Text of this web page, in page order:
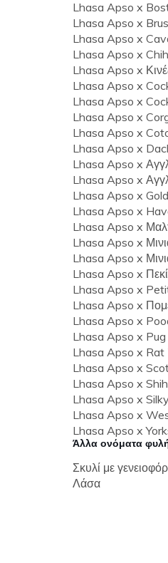
Lhasa Apso x
Lhasa Apso x
Lhasa Apso x
Lhasa Apso x
Lhasa Apso x
Lhasa Apso x
Lhasa Apso x
Lhasa Apso x
Lhasa Apso x
Lhasa Apso x
Lhasa Apso x
Lhasa Apso x
Lhasa Apso x
Lhasa Apso x
Lhasa Apso x
Lhasa Apso x
Lhasa Apso x
Lhasa Apso x
Lhasa Apso x
Lhasa Apso x
Lhasa Apso x
Lhasa Apso x
Lhasa Apso x
Lhasa Apso x
Lhasa Apso x
Lhasa Apso x
Lhasa Apso x
Lhasa Apso x
Άλλα ονόματα
Σκυλί με
Λάσα